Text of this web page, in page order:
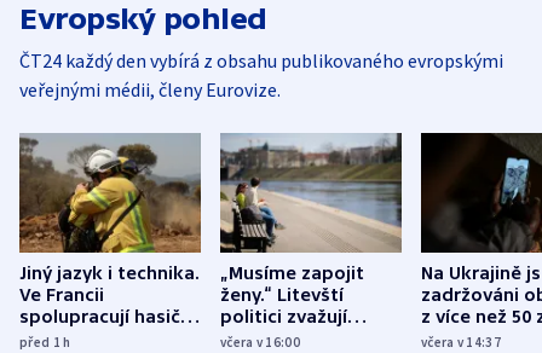
Evropský pohled
ČT24 každý den vybírá z obsahu publikovaného evropskými
veřejnými médii, členy Eurovize.
Jiný jazyk i technika.
Ve Francii
spolupracují hasiči z
různých zemí
před 1h
„Musíme zapojit
ženy.“ Litevští
politici zvažují
dohodu o
včera v 16:00
Na Ukrajině
zadržováni
z více než 50
Bojovali na
včera v 14:37